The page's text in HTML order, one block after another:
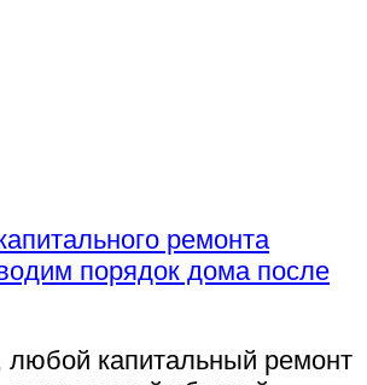
любой капитальный ремонт